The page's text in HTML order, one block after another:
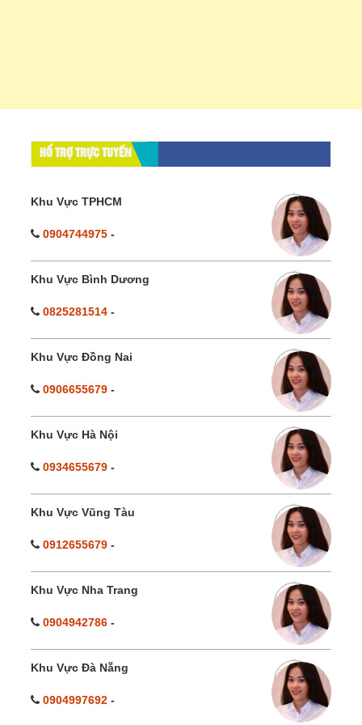
HỔ TRỢ TRỰC TUYẾN
Khu Vực TPHCM
0904744975 -
Khu Vực Bình Dương
0825281514 -
Khu Vực Đồng Nai
0906655679 -
Khu Vực Hà Nội
0934655679 -
Khu Vực Vũng Tàu
0912655679 -
Khu Vực Nha Trang
0904942786 -
Khu Vực Đà Nẵng
0904997692 -